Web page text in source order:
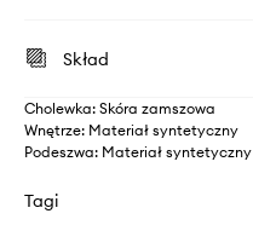
Skład
Cholewka: Skóra zamszowa
Wnętrze: Materiał syntetyczny
Podeszwa: Materiał syntetyczny
Tagi